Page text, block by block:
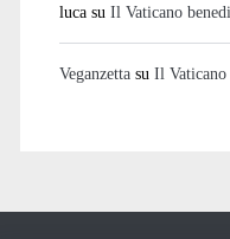
lucasu Il Vaticano
Veganzettasu Il Vaticano